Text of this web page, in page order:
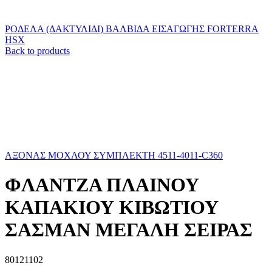
ΡΟΔΕΛΑ (ΔΑΚΤΥΛΙΔΙ) ΒΑΛΒΙΔΑ ΕΙΣΑΓΩΓΗΣ FORTERRA
HSX
Back to products
ΑΞΟΝΑΣ ΜΟΧΛΟΥ ΣΥΜΠΛΕΚΤΗ 4511-4011-C360
ΦΛΑΝΤΖΑ ΠΛΑΙΝΟΥ
ΚΑΠΑΚΙΟΥ ΚΙΒΩΤΙΟΥ
ΣΑΣΜΑΝ ΜΕΓΑΛΗ ΣΕΙΡΑΣ
80121102